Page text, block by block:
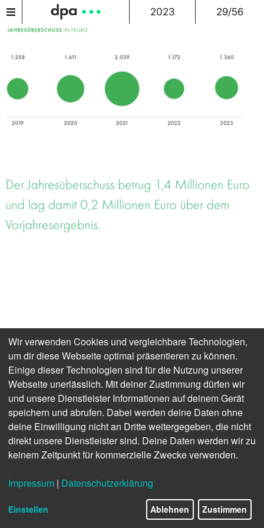
2023 29/56
2. Geschäftsverlauf
Die Deutsche Presse-Agentur blickt auf ein
erfolgreiches und richtungweisendes Jahr 2023
zurück. Wichtige Weichen für die Zukunft von
Deutschlands größter Nachrichtenagentur konnten
gestellt werden. Allerdings haben die anhaltenden
Kriege in Gaza und in der Ukraine in Kombination
mit der Eintrübung der wirtschaftlichen Aussichten die
Herausforderungen gestellt. Die Agentur hat sich
erfolgversprechend weiterentwickelt und viele ihrer
Ziele erreicht. Konsequentes Kostenmanagement,
Wir verwenden Cookies und vergleichbare Technologien,
um dir diese Webseite optimal präsentieren zu können.
Einige dieser Technologien sind für die Nutzung unserer
Webseite unerlässlich. Mit deiner Zustimmung dürfen wir
und unsere Dienstleister Informationen auf deinem Gerät
speichern und abrufen. Dabei werden deine Daten ohne
deine Einwilligung nicht an Dritte weitergegeben, die nicht
direkt unsere Dienstleister sind. Deine Daten werden wir zu
keinem Zeitpunkt für kommerzielle Zwecke verwenden.
Impressum | Datenschutzerklärung
Einstellen Ablehnen Zustimmen